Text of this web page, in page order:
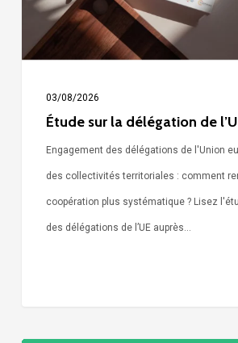
03/08/2026
Étude sur la délégation de
Engagement des délégations de l'Union
des collectivités territoriales : comment
coopération plus systématique ? Lisez
des délégations de l’UE auprès…